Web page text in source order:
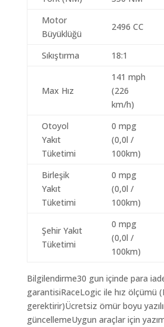
Motor
Büyüklüğü
2496 CC
Sıkıştırma 18:1
Max Hız
141 mph
(226
km/h)
Otoyol
Yakıt
Tüketimi
0 mpg
(0,0l /
100km)
Birleşik
Yakıt
Tüketimi
0 mpg
(0,0l /
100km)
Şehir Yakıt
Tüketimi
0 mpg
(0,0l /
100km)
Bilgilendirme30 gun içinde para
garantisiRaceLogic ile hız ölçümü
gerektirir)Ücretsiz ömür boyu
güncellemeUygun araçlar için